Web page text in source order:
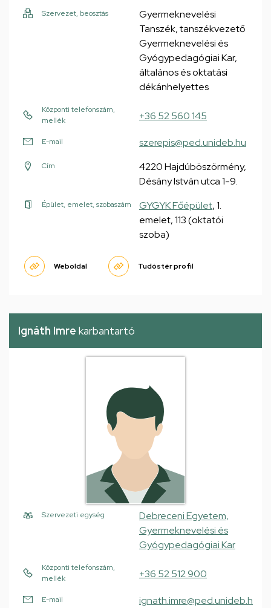
Szervezet, beosztás
Gyermeknevelési
Tanszék, tanszékvezető
Gyermeknevelési és
Gyógypedagógiai Kar,
általános és oktatási
dékánhelyettes
Központi telefonszám,
mellék
+36 52 560 145
E-mail szerepis@ped.unideb.hu
Cím
4220 Hajdúböszörmény,
Désány István utca 1-9.
Épület, emelet, szobaszám GYGYK Főépület, 1.
emelet, 113 (oktatói
szoba)
Weboldal Tudóstér profil
Ignáth Imre karbantartó
Szervezeti egység
Debreceni Egyetem,
Gyermeknevelési és
Gyógypedagógiai Kar
Központi telefonszám,
mellék
+36 52 512 900
E-mail
ignath.imre@ped.unideb.h